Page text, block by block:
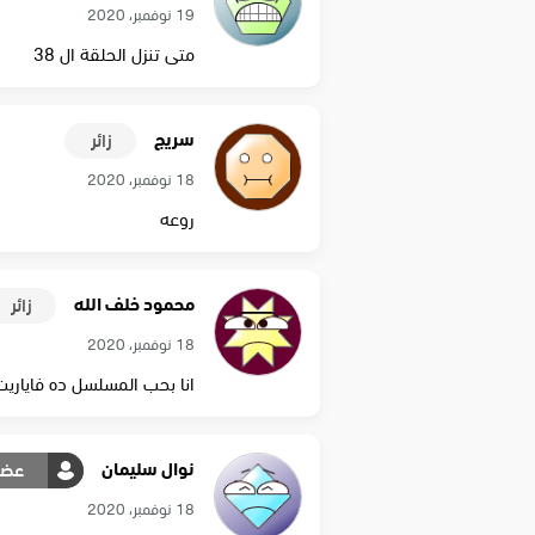
19 نوفمبر، 2020
متى تنزل الحلقة ال 38
سريج زائر
18 نوفمبر، 2020
روعه
محمود خلف الله زائر
18 نوفمبر، 2020
انا بحب المسلسل ده
نوال سليمان
18 نوفمبر، 2020